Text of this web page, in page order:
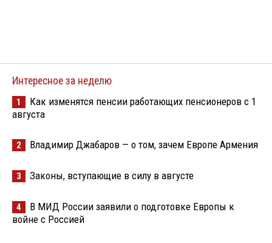
Интересное за неделю
1
Как изменятся пенсии работающих пенсионеров с 1
августа
2 Владимир Джабаров — о том, зачем Европе Армения
3 Законы, вступающие в силу в августе
4
В МИД России заявили о подготовке Европы к
войне с Россией